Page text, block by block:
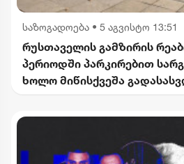
საზოგადოება • 5 აგვისტო 13:51
რუსთაველის გამზირის
პერიოდში პარკირებით
ხოლო მიწისქვეშა
გათავისუფლდებიან